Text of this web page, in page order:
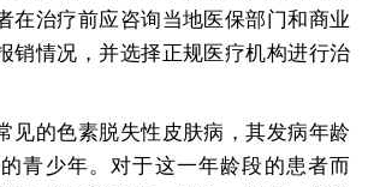
在治疗前应咨询当地医保部门和商业
销情况，并选择正规医疗机构进行治
见的色素脱失性皮肤病，其发病年龄
青少年。对于这一年龄段的患者而